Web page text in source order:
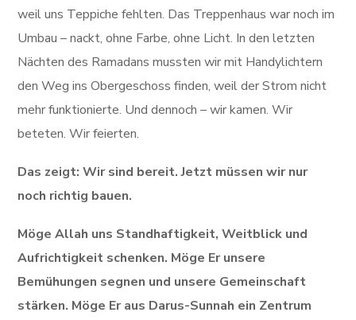
weil uns Teppiche fehlten. Das Treppenhaus war noch im
Umbau – nackt, ohne Farbe, ohne Licht. In den letzten
Nächten des Ramadans mussten wir mit Handylichtern
den Weg ins Obergeschoss finden, weil der Strom nicht
mehr funktionierte. Und dennoch – wir kamen. Wir
beteten. Wir feierten.
Das zeigt: Wir sind bereit. Jetzt müssen wir nur
noch richtig bauen.
Möge Allah uns Standhaftigkeit, Weitblick und
Aufrichtigkeit schenken. Möge Er unsere
Bemühungen segnen und unsere Gemeinschaft
stärken. Möge Er aus Darus-Sunnah ein Zentrum